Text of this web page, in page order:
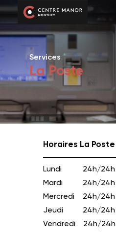
Services
La Poste
Horaires La Poste
Lundi
24h/24h
Mardi
24h/24h
Mercredi
24h/24h
Jeudi
24h/24h
Vendredi
24h/24h